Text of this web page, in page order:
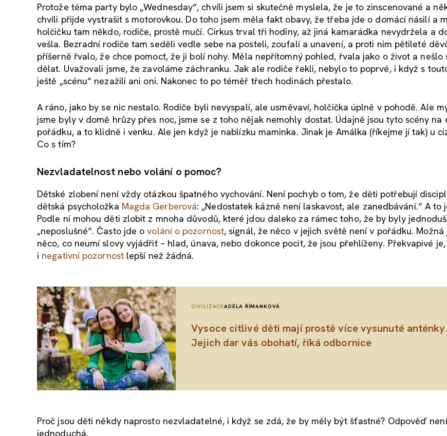
Protože téma party bylo „Wednesday“, chvíli jsem si skutečně myslela, že je to zinscenované a
chvíli přijde vystrašit s motorovkou. Do toho jsem měla fakt obavy, že třeba jde o domácí násilí a
holčičku tam někdo, rodiče, prostě mučí. Cirkus trval tři hodiny, až jiná kamarádka nevydržela a
vešla. Bezradní rodiče tam seděli vedle sebe na posteli, zoufalí a unavení, a proti nim pětileté
příšerně řvalo, že chce pomoct, že ji bolí nohy. Měla nepřítomný pohled, řvala jako o život a nešlo
dělat. Uvažovali jsme, že zavoláme záchranku. Jak ale rodiče řekli, nebylo to poprvé, i když s
ještě „scénu“ nezažili ani oni. Nakonec to po téměř třech hodinách přestalo.
A ráno, jako by se nic nestalo. Rodiče byli nevyspalí, ale usměvaví, holčička úplně v pohodě. Ale
jsme byly v domě hrůzy přes noc, jsme se z toho nějak nemohly dostat. Údajně jsou tyto scény na
pořádku, a to klidně i venku. Ale jen když je nablízku maminka. Jinak je Amálka (říkejme jí tak) u
Co s tím?
Nezvladatelnost nebo volání o pomoc?
Dětské zlobení není vždy otázkou špatného vychování. Není pochyb o tom, že děti potřebují
dětská psycholožka Magda Gerberová: „Nedostatek kázně není laskavost, ale zanedbávání.“ A to
Podle ní mohou děti zlobit z mnoha důvodů, které jdou daleko za rámec toho, že by byly
„neposlušné“. Často jde ovolání o pozornost, signál, že něco v jejich světě není v pořádku.
něco, co neumí slovy vyjádřit – hlad, únava, nebo dokonce pocit, že jsou přehlíženy. Překvapivé
i negativní pozornostlepší než žádná.
CIVILIZACEADÉLA ŘÍMANKOVÁ
Vysoce citlivé děti mají prostě více vysunuté anténky.
Jejich dar vás obohatí, říká odbornice
Proč jsou děti někdy naprosto nezvladatelné, i když se zdá, že by měly být šťastné? Odpověď
jednoduchá.